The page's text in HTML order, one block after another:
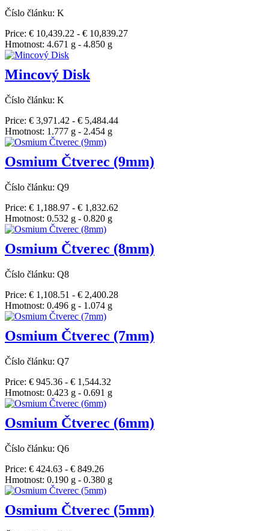
Číslo článku: K
Price: € 10,439.22 - € 10,839.27
Hmotnost: 4.671 g - 4.850 g
Mincový Disk
Číslo článku: K
Price: € 3,971.42 - € 5,484.44
Hmotnost: 1.777 g - 2.454 g
Osmium Čtverec (9mm)
Číslo článku: Q9
Price: € 1,188.97 - € 1,832.62
Hmotnost: 0.532 g - 0.820 g
Osmium Čtverec (8mm)
Číslo článku: Q8
Price: € 1,108.51 - € 2,400.28
Hmotnost: 0.496 g - 1.074 g
Osmium Čtverec (7mm)
Číslo článku: Q7
Price: € 945.36 - € 1,544.32
Hmotnost: 0.423 g - 0.691 g
Osmium Čtverec (6mm)
Číslo článku: Q6
Price: € 424.63 - € 849.26
Hmotnost: 0.190 g - 0.380 g
Osmium Čtverec (5mm)